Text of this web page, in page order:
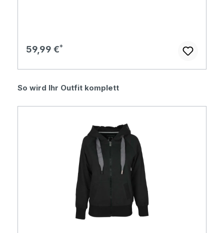
Regulärer Preis:
59,99 €
Produktgalerie überspringen
So wird Ihr Outfit komplett